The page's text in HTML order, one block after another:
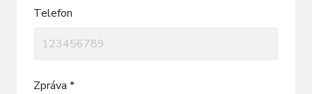
Telefon
Zpráva *